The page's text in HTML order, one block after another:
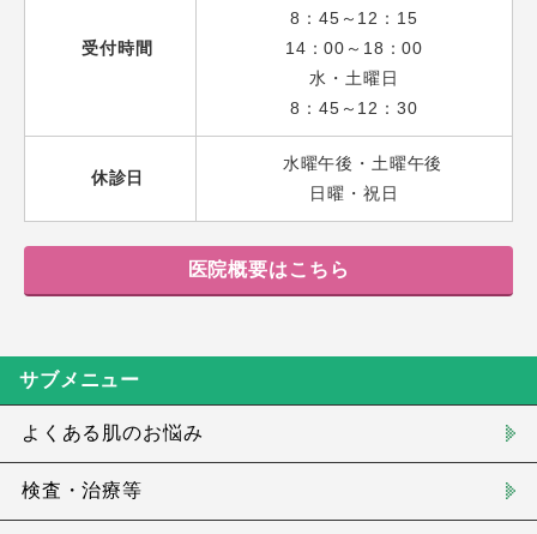
受付時間
8：45～12：15
14：00～18：00
水・土曜日
8：45～12：30
休診日
水曜午後・土曜午後
日曜・祝日
医院概要はこちら
サブメニュー
よくある肌のお悩み
検査・治療等